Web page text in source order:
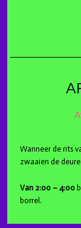
Wanneer de rits
zwaaien de
Van 2:00 – 4:00
borrel.